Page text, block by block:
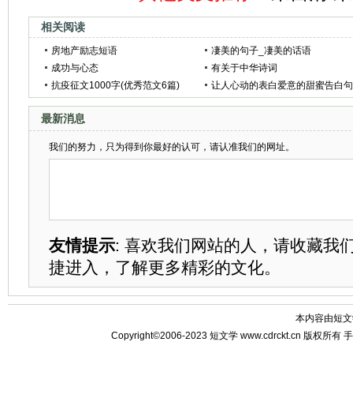
相关阅读
房地产励志短语
凄美的句子_凄美的话语
成功与心态
有关于中华诗词
抗疫征文1000字(优秀范文6篇)
让人心动的表白爱意的甜蜜告白句
最新消息
我们的努力，只为得到你最好的认可，请认准我们的网址。
友情提示: 喜欢我们网站的人，请收藏我
捷进入，了解更多精彩的文化。
本内容由短
Copyright©2006-2023 短文学 www.cdrckt.cn 版权所有